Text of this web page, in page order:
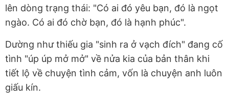
lên dòng trạng thái: "Có ai đó yêu bạn, đó là ngọt
ngào. Có ai đó chờ bạn, đó là hạnh phúc".
Dường như thiếu gia "sinh ra ở vạch đích" đang cố
tình "úp úp mở mở" về nửa kia của bản thân khi
tiết lộ về chuyện tình cảm, vốn là chuyện anh luôn
giấu kín.